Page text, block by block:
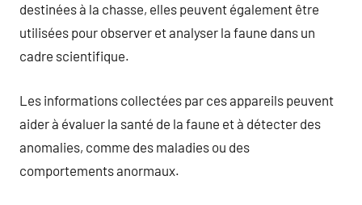
destinées à la chasse, elles peuvent également être
utilisées pour observer et analyser la faune dans un
cadre scientifique.
Les informations collectées par ces appareils peuvent
aider à évaluer la santé de la faune et à détecter des
anomalies, comme des maladies ou des
comportements anormaux.